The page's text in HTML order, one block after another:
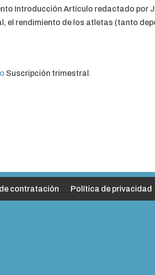
Introducción Artículo redactado por
el rendimiento de los atletas (tanto
o Suscripción trimestral .
contratación Política de privacidad